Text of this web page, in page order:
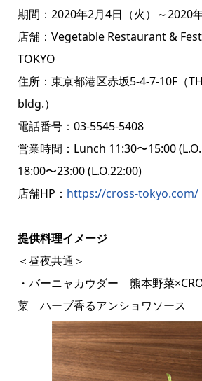
期間：2020年2月4日（火）～2020
店舗：Vegetable Restaurant &
TOKYO
住所：東京都港区赤坂5-4-7-10F（
bldg.）
電話番号：03-5545-5408
営業時間：Lunch 11:30〜15:00
18:00〜23:00 (L.O.22:00)
店舗HP： https://cross-tokyo.com/
提供料理イメージ
＜昼夜共通＞
・バーニャカウダー 熊本野菜
菜 ハーブ香るアンショワソース